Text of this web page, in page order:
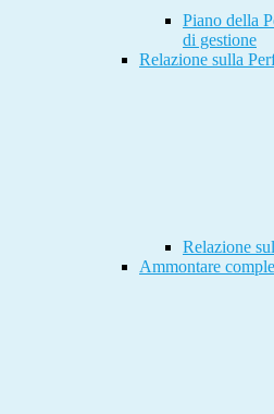
Piano della
di gestione
Relazione sulla
Relazione
Ammontare